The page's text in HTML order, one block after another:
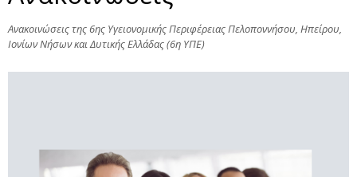
Ανακοινώσεις της 6ης Υγειονομικής Περιφέρειας Πελοποννήσου, Ηπείρου,
Ιονίων Νήσων και Δυτικής Ελλάδας (6η ΥΠΕ)